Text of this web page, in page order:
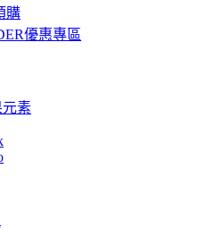
購
優惠專區
素